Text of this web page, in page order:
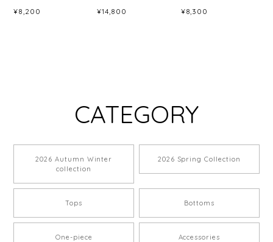
¥8,200 ¥14,800 ¥8,300
CATEGORY
2026 Autumn Winter
collection
2026 Spring Collection
Tops Bottoms
One-piece Accessories